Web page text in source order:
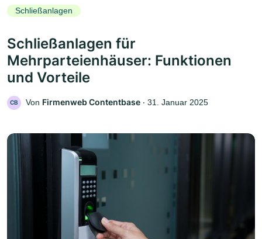
Schließanlagen
Schließanlagen für
Mehrparteienhäuser: Funktionen
und Vorteile
CB Von Firmenweb Contentbase ‧ 31. Januar 2025